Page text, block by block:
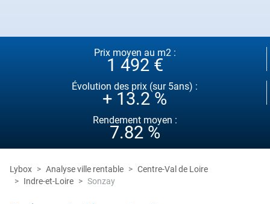
Prix moyen au m2 :
1 492 €
Évolution des prix (sur 5ans) :
+ 13.2 %
Rendement moyen :
7.82 %
Lybox Analyse ville rentable
Centre-Val de Loire
Indre-et-Loire
Sonzay